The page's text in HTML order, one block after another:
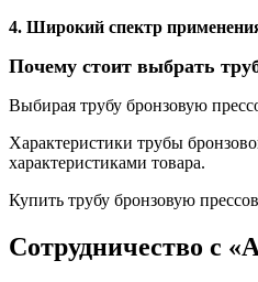
4. Широкий спектр
Почему стоит выбрать
Выбирая трубу бронзовую
Характеристики трубы
характеристиками товара.
Купить трубу бронзовую
Сотрудничество с